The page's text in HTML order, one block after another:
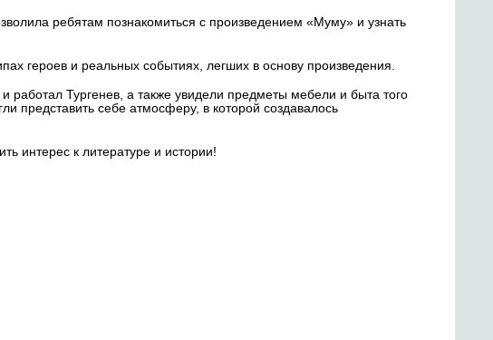
ребятам познакомиться с произведением «Муму» и узнать
героев и реальных событиях, легших в основу произведения.
работал Тургенев, а также увидели предметы мебели и быта того
представить себе атмосферу, в которой создавалось
интерес к литературе и истории!